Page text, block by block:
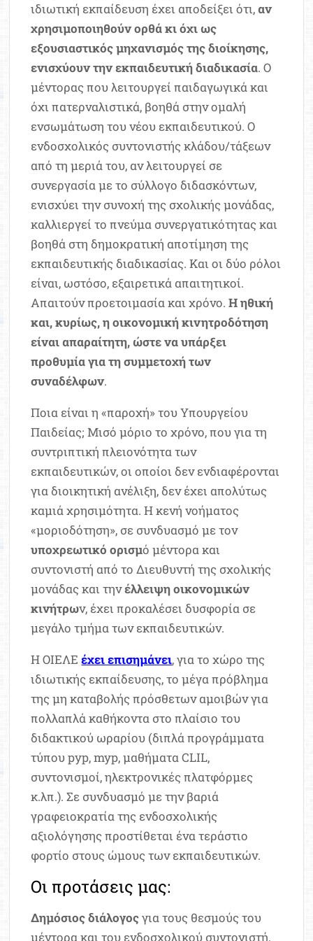
ιδιωτική εκπαίδευση έχει αποδείξει ότι,αν
χρησιμοποιηθούν ορθά κι όχι ως
εξουσιαστικός μηχανισμός της διοίκησης,
ενισχύουν την εκπαιδευτική διαδικασία. Ο
μέντορας που λειτουργεί παιδαγωγικά και
όχι πατερναλιστικά, βοηθά στην ομαλή
ενσωμάτωση του νέου εκπαιδευτικού. Ο
ενδοσχολικός συντονιστής κλάδου/τάξεων
από τη μεριά του, αν λειτουργεί σε
συνεργασία με το σύλλογο διδασκόντων,
ενισχύει την συνοχή της σχολικής μονάδας,
καλλιεργεί το πνεύμα συνεργατικότητας και
βοηθά στη δημοκρατική αποτίμηση της
εκπαιδευτικής διαδικασίας. Και οι δύο ρόλοι
είναι, ωστόσο, εξαιρετικά απαιτητικοί.
Απαιτούν προετοιμασία και χρόνο.Η ηθική
και, κυρίως, η οικονομική κινητροδότηση
είναι απαραίτητη, ώστε να υπάρξει
προθυμία για τη συμμετοχή των
συναδέλφων.
Ποια είναι η «παροχή» του Υπουργείου
Παιδείας; Μισό μόριο το χρόνο, που για τη
συντριπτική πλειονότητα των
εκπαιδευτικών, οι οποίοι δεν ενδιαφέρονται
για διοικητική ανέλιξη, δεν έχει απολύτως
καμιά χρησιμότητα. Η κενή νοήματος
«μοριοδότηση», σε συνδυασμό με τον
υποχρεωτικό ορισμό μέντορα και
συντονιστή από το Διευθυντή της σχολικής
μονάδας και τηνέλλειψη οικονομικών
κινήτρων, έχει προκαλέσει δυσφορία σε
μεγάλο τμήμα των εκπαιδευτικών.
Η ΟΙΕΛΕέχει επισημάνει, για το χώρο της
ιδιωτικής εκπαίδευσης, το μέγα πρόβλημα
της μη καταβολής πρόσθετων αμοιβών για
πολλαπλά καθήκοντα στο πλαίσιο του
διδακτικού ωραρίου (διπλά προγράμματα
τύπου pyp, myp, μαθήματα CLIL,
συντονισμοί, ηλεκτρονικές πλατφόρμες
κ.λπ.). Σε συνδυασμό με την βαριά
γραφειοκρατία της ενδοσχολικής
αξιολόγησης προστίθεται ένα τεράστιο
φορτίο στους ώμους των εκπαιδευτικών.
Οι προτάσεις μας:
Δημόσιος διάλογοςγια τους θεσμούς του
μέντορα και του ενδοσχολικού συντονιστή,